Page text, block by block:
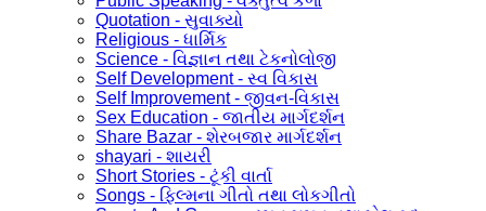
Quotation - સુવાક્યો
Religious - ધાર્મિક
Science - વિજ્ઞાન તથા ટેકનોલોજી
Self Development - સ્વ વિકાસ
Self Improvement - જીવન-વિકાસ
Sex Education - જાતીય માર્ગદર્શન
Share Bazar - શેરબજાર માર્ગદર્શન
shayari - શાયરી
Short Stories - ટૂંકી વાર્તા
Songs - ફિલ્મના ગીતો તથા લોકગીતો